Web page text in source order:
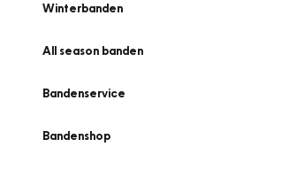
Winterbanden
All season banden
Bandenservice
Bandenshop